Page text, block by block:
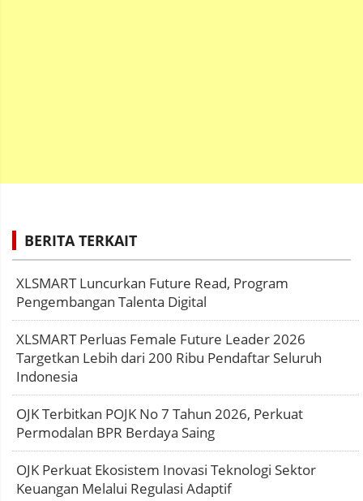
BERITA TERKAIT
XLSMART Luncurkan Future Read, Program
Pengembangan Talenta Digital
XLSMART Perluas Female Future Leader 2026
Targetkan Lebih dari 200 Ribu Pendaftar Seluruh
Indonesia
OJK Terbitkan POJK No 7 Tahun 2026, Perkuat
Permodalan BPR Berdaya Saing
OJK Perkuat Ekosistem Inovasi Teknologi Sektor
Keuangan Melalui Regulasi Adaptif